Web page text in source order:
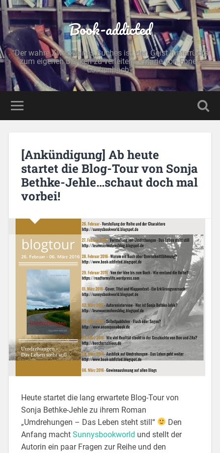
Book-addicted
"Der wahre Zweck eines Buches ist, den Geist hinterrücks
zum eigenen Denken zu verleiten." - Marie von Ebner-
Eschenbach -
[Ankündigung] Ab heute
startet die Blog-Tour von Sonja
Bethke-Jehle…schaut doch mal
vorbei!
Heute startet die lang erwartete Blog-Tour von
Sonja Bethke-Jehle zu ihrem Roman
„Umdrehungen – Das Leben steht still“
Den
Anfang macht Sunnysbookworld und stellt der
Autorin ein paar Fragen zur Reihe und den